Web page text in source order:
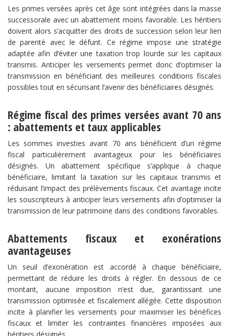
Les primes versées après cet âge sont intégrées dans la masse
successorale avec un abattement moins favorable. Les héritiers
doivent alors s’acquitter des droits de succession selon leur lien
de parenté avec le défunt. Ce régime impose une stratégie
adaptée afin d’éviter une taxation trop lourde sur les capitaux
transmis. Anticiper les versements permet donc d’optimiser la
transmission en bénéficiant des meilleures conditions fiscales
possibles tout en sécurisant l’avenir des bénéficiaires désignés.
​Régime fiscal des primes versées avant 70 ans
: abattements et taux applicables​
Les sommes investies avant 70 ans bénéficient d’un régime
fiscal particulièrement avantageux pour les bénéficiaires
désignés. Un abattement spécifique s’applique à chaque
bénéficiaire, limitant la taxation sur les capitaux transmis et
réduisant l’impact des prélèvements fiscaux. Cet avantage incite
les souscripteurs à anticiper leurs versements afin d’optimiser la
transmission de leur patrimoine dans des conditions favorables.
​Abattements fiscaux et exonérations
avantageuses​
Un seuil d’exonération est accordé à chaque bénéficiaire,
permettant de réduire les droits à régler. En dessous de ce
montant, aucune imposition n’est due, garantissant une
transmission optimisée et fiscalement allégée. Cette disposition
incite à planifier les versements pour maximiser les bénéfices
fiscaux et limiter les contraintes financières imposées aux